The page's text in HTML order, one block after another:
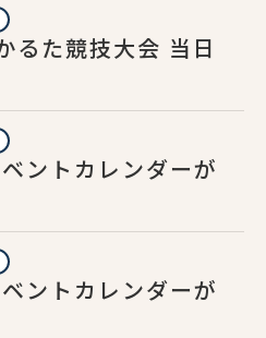
るた競技大会 当日
ントカレンダーが
ントカレンダーが